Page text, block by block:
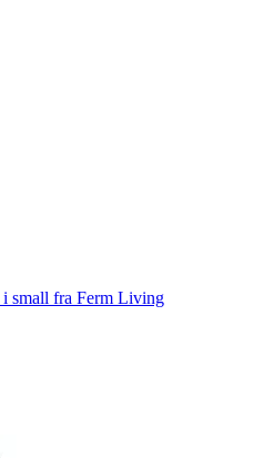
i small fra Ferm Living